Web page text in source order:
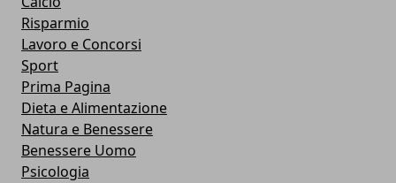
Risparmio
Lavoro e Concorsi
Sport
Prima Pagina
Dieta e Alimentazione
Natura e Benessere
Benessere Uomo
Psicologia